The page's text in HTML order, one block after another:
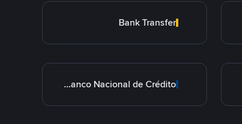
Bank Transfer
BNC Banco Nacional de Crédito